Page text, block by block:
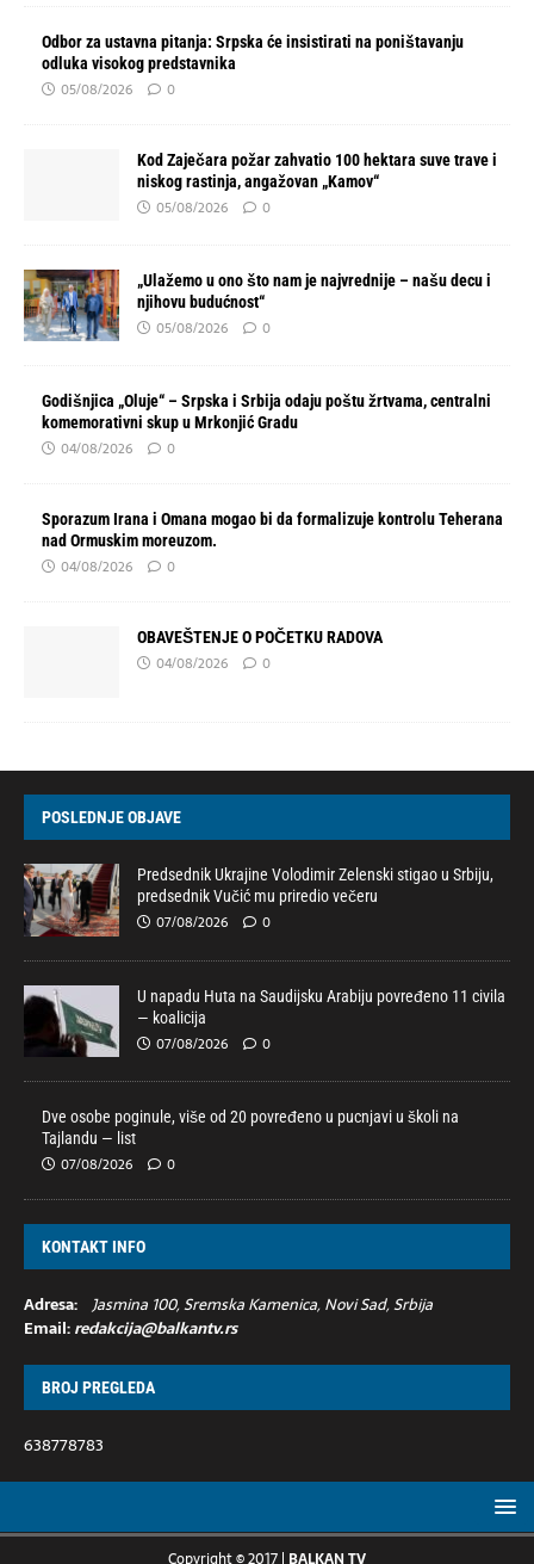
Odbor za ustavna pitanja: Srpska će insistirati na poništavanju
odluka visokog predstavnika
05/08/2026 0
Kod Zaječara požar zahvatio 100 hektara suve trave i
niskog rastinja, angažovan „Kamov“
05/08/2026 0
„Ulažemo u ono što nam je najvrednije – našu decu i
njihovu budućnost“
05/08/2026 0
Godišnjica „Oluje“ – Srpska i Srbija odaju poštu žrtvama, centralni
komemorativni skup u Mrkonjić Gradu
04/08/2026 0
Sporazum Irana i Omana mogao bi da formalizuje kontrolu Teherana
nad Ormuskim moreuzom.
04/08/2026 0
OBAVEŠTENJE O POČETKU RADOVA
04/08/2026 0
POSLEDNJE OBJAVE
Predsednik Ukrajine Volodimir Zelenski stigao u Srbiju,
predsednik Vučić mu priredio večeru
07/08/2026 0
U napadu Huta na Saudijsku Arabiju povređeno 11 civila
— koalicija
07/08/2026 0
Dve osobe poginule, više od 20 povređeno u pucnjavi u školi na
Tajlandu — list
07/08/2026 0
KONTAKT INFO
Adresa: Jasmina 100, Sremska Kamenica, Novi Sad, Srbija
Email:redakcija@balkantv.rs
BROJ PREGLEDA
638778783
Copyright © 2017 | BALKAN TV